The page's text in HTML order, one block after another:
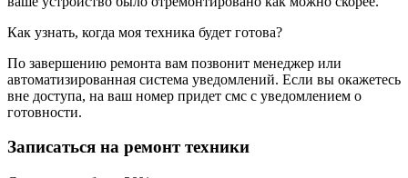
Как узнать, когда моя техника будет готова?
По завершению ремонта вам позвонит менеджер или
автоматизированная система уведомлений. Если вы окажетесь
вне доступа, на ваш номер придет смс с уведомлением о
готовности.
Записаться на ремонт техники